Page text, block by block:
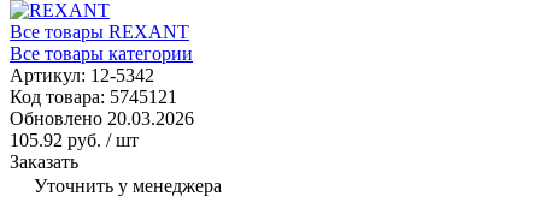
Все товары REXANT
Все товары категории
Артикул: 12-5342
Код товара: 5745121
Обновлено 20.03.2026
105.92 руб. / шт
Заказать
Уточнить у менеджера